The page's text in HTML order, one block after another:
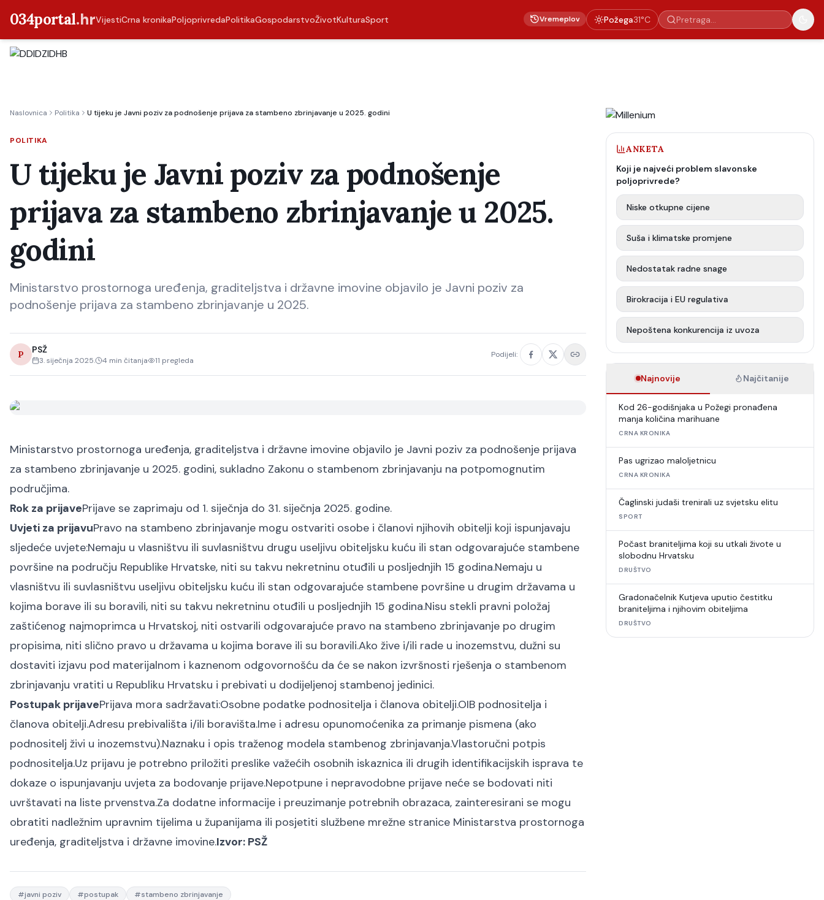
034portal.hrVijestiCrna kronikaPoljoprivredaPolitikaGospodarstvoŽivotKulturaSport Vremeplov Požega31°C
Naslovnica Politika U tijeku je Javni poziv za podnošenje prijava za stambeno zbrinjavanje u 2025. godini
POLITIKA
U tijeku je Javni poziv za podnošenje
prijava za stambeno zbrinjavanje u 2025.
godini
Ministarstvo prostornoga uređenja, graditeljstva i državne imovine objavilo je Javni poziv za
podnošenje prijava za stambeno zbrinjavanje u 2025.
P PSŽ
3. siječnja 2025. 4 min čitanja 11 pregleda
Podijeli:
Ministarstvo prostornoga uređenja, graditeljstva i državne imovine objavilo je Javni poziv za podnošenje prijava
za stambeno zbrinjavanje u 2025. godini, sukladno Zakonu o stambenom zbrinjavanju na potpomognutim
područjima.
Rok za prijavePrijave se zaprimaju od 1. siječnja do 31. siječnja 2025. godine.
Uvjeti za prijavuPravo na stambeno zbrinjavanje mogu ostvariti osobe i članovi njihovih obitelji koji ispunjavaju
sljedeće uvjete:Nemaju u vlasništvu ili suvlasništvu drugu useljivu obiteljsku kuću ili stan odgovarajuće stambene
površine na području Republike Hrvatske, niti su takvu nekretninu otuđili u posljednjih 15 godina.Nemaju u
vlasništvu ili suvlasništvu useljivu obiteljsku kuću ili stan odgovarajuće stambene površine u drugim državama u
kojima borave ili su boravili, niti su takvu nekretninu otuđili u posljednjih 15 godina.Nisu stekli pravni položaj
zaštićenog najmoprimca u Hrvatskoj, niti ostvarili odgovarajuće pravo na stambeno zbrinjavanje po drugim
propisima, niti slično pravo u državama u kojima borave ili su boravili.Ako žive i/ili rade u inozemstvu, dužni su
dostaviti izjavu pod materijalnom i kaznenom odgovornošću da će se nakon izvršnosti rješenja o stambenom
zbrinjavanju vratiti u Republiku Hrvatsku i prebivati u dodijeljenoj stambenoj jedinici.
Postupak prijavePrijava mora sadržavati:Osobne podatke podnositelja i članova obitelji.OIB podnositelja i
članova obitelji.Adresu prebivališta i/ili boravišta.Ime i adresu opunomoćenika za primanje pismena (ako
podnositelj živi u inozemstvu).Naznaku i opis traženog modela stambenog zbrinjavanja.Vlastoručni potpis
podnositelja.Uz prijavu je potrebno priložiti preslike važećih osobnih iskaznica ili drugih identifikacijskih isprava te
dokaze o ispunjavanju uvjeta za bodovanje prijave.Nepotpune i nepravodobne prijave neće se bodovati niti
uvrštavati na liste prvenstva.Za dodatne informacije i preuzimanje potrebnih obrazaca, zainteresirani se mogu
obratiti nadležnim upravnim tijelima u županijama ili posjetiti službene mrežne stranice Ministarstva prostornoga
uređenja, graditeljstva i državne imovine.Izvor: PSŽ
#javni poziv #postupak #stambeno zbrinjavanje
ANKETA
Koji je najveći problem slavonske
poljoprivrede?
Niske otkupne cijene
Suša i klimatske promjene
Nedostatak radne snage
Birokracija i EU regulativa
Nepoštena konkurencija iz uvoza
Najnovije Najčitanije
Kod 26-godišnjaka u Požegi pronađena
manja količina marihuane
CRNA KRONIKA
Pas ugrizao maloljetnicu
CRNA KRONIKA
Čaglinski judaši trenirali uz svjetsku elitu
SPORT
Počast braniteljima koji su utkali živote u
slobodnu Hrvatsku
DRUŠTVO
Gradonačelnik Kutjeva uputio čestitku
braniteljima i njihovim obiteljima
DRUŠTVO